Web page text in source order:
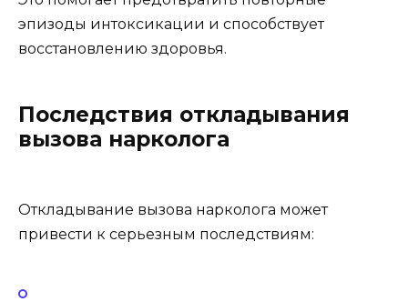
эпизоды интоксикации и способствует
восстановлению здоровья.
Последствия откладывания
вызова нарколога
Откладывание вызова нарколога может
привести к серьезным последствиям: